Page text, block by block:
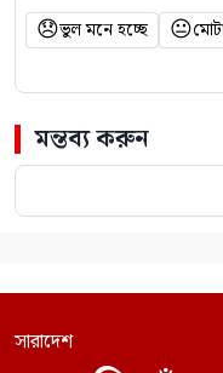
😞ভুল মনে হচ্ছে 😐
মন্তব্য করুন
সারাদেশ